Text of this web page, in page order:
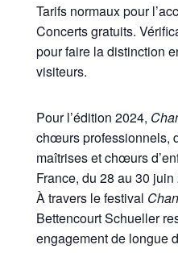
Tarifs normaux pour
Concerts gratuits.
pour faire la distinction
visiteurs.
Pour l’édition 2024,
chœurs professionnels,
maîtrises et chœurs
France, du 28 au 30 juin
À travers le festival
Bettencourt Schueller
engagement de longue